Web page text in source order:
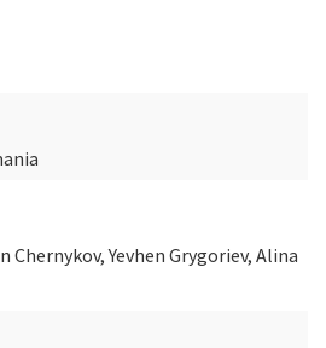
Chernykov, Yevhen Grygoriev, Alina